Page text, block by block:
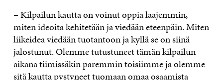
– Kilpailun kautta on voinut oppia laajemmin,
miten ideoita kehitetään ja viedään eteenpäin. Miten
liikeidea viedään tuotantoon ja kyllä se on siinä
jalostunut. Olemme tutustuneet tämän kilpailun
aikana tiimissäkin paremmin toisiimme ja olemme
sitä kautta pystyneet tuomaan omaa osaamista